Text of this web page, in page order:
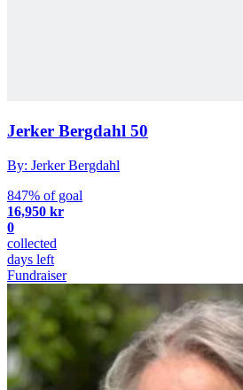
Jerker Bergdahl 50
By: Jerker Bergdahl
847% of goal
16,950 kr
0
collected
days left
Fundraiser